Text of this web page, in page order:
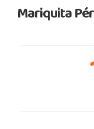
Mariquita